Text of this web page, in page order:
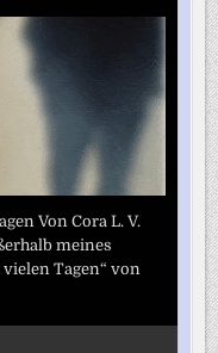
Von Cora L. V.
meines
Tagen“ von